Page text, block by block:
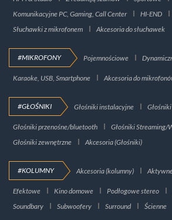
Komunikacyjne PC, Gaming, Call Center
HI-END
Słuchawki z mikrofonem
Akcesoria do słuchawek
#MIKROFONY Pojemnościowe
Karaoke, USB, Smartphone Akcesoria do
#GŁOŚNIKI Głośniki instalacyjne
Głośniki przenośne/bluetooth
Głośniki Streaming/
Głośniki zewnętrzne
Akcesoria (Głośniki)
#KOLUMNY Akcesoria (kolumny)
Efektowe Kino domowe Podłogowe stereo
Soundbary
Subwoofery Surround Ścienne